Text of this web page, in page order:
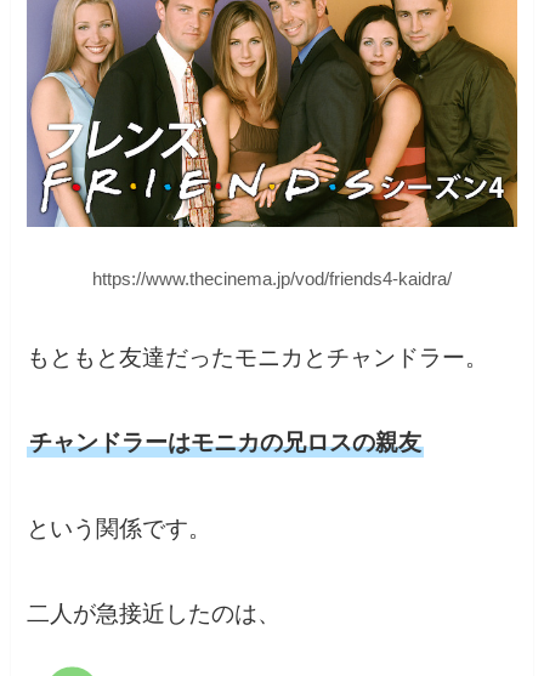
https://www.thecinema.jp/vod/friends4-kaidra/
もともと友達だったモニカとチャンドラー。
チャンドラーはモニカの兄ロスの親友
という関係です。
二人が急接近したのは、